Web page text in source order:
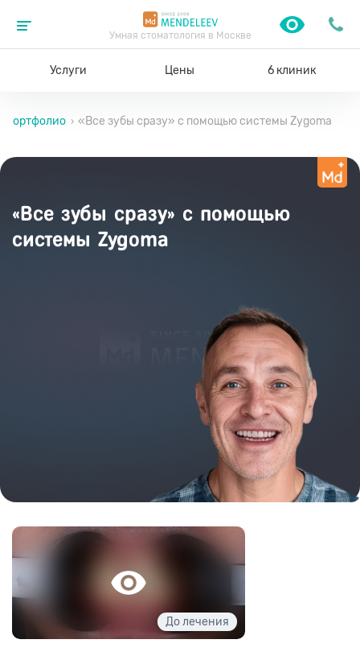
Умная стоматология в Москве
Услуги Цены 6 клиник
Портфолио › «Все зубы сразу» с помощью системы Zygoma
«Все зубы сразу» с помощью
системы Zygoma